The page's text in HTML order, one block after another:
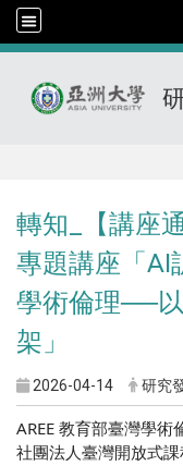
轉知_【講座
專題講座「AI
學術倫理──
架」
2026-04-14 研究
AREE 教育部臺灣學術
社團法人臺灣開放式